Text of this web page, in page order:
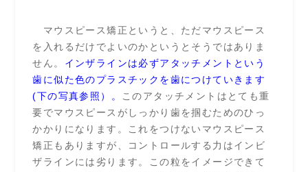
マウスピース矯正というと、ただマウスピース
を入れるだけでよいのかというとそうではありま
せん。 インザラインは必ずアタッチメントという
歯に似た色のプラスチックを歯につけていきます
(下の写真参照）。
このアタッチメントはとても重
要でマウスピースがしっかり歯を掴むためのひっ
かかりになります。これをつけないマウスピース
矯正もありますが、コントロールする力はインビ
ザラインには劣ります。この粒をイメージできて